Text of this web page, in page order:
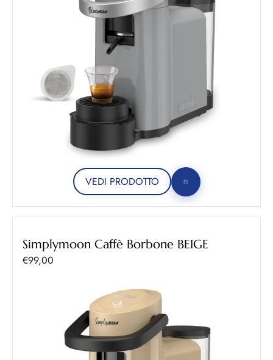
VEDI PRODOTTO
Simplymoon Caffè Borbone BEIGE
Prezzo scontato
€99,00